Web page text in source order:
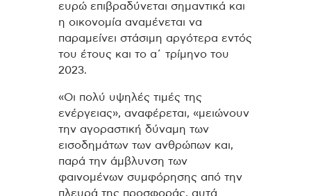
ευρώ επιβραδύνεται σημαντικά και
η οικονομία αναμένεται να
παραμείνει στάσιμη αργότερα εντός
του έτους και το α΄ τρίμηνο του
2023.
«Οι πολύ υψηλές τιμές της
ενέργειας», αναφέρεται, «μειώνουν
την αγοραστική δύναμη των
εισοδημάτων των ανθρώπων και,
παρά την άμβλυνση των
φαινομένων συμφόρησης από την
πλευρά της προσφοράς, αυτά